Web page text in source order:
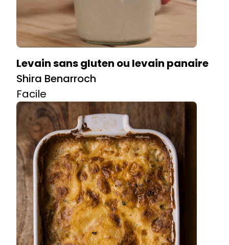
Levain sans gluten ou levain panaire
Shira Benarroch
Facile